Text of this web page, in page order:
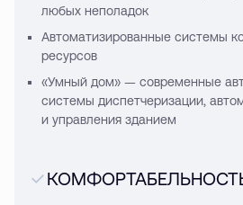
любых неполадок
Автоматизированные системы
ресурсов
«Умный дом» — современные
системы диспетчеризации,
и управления зданием